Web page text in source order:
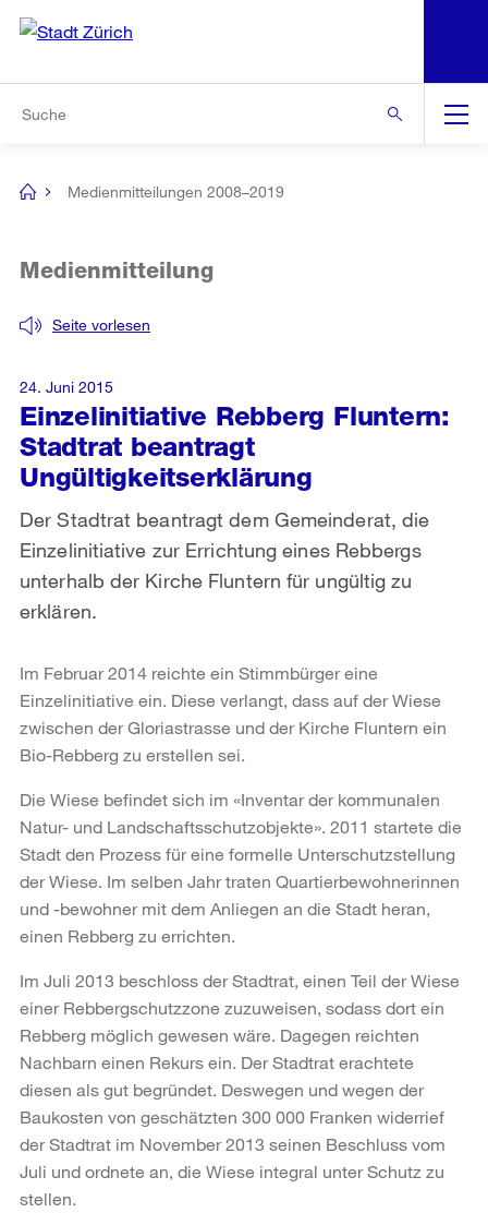
Navigation
[no
Medienmitteilungen 2008–2019
Einzelinitiative Rebberg Fluntern:
Stadtrat beantragt
Ungültigkeitserklärung
Seite vorlesen
Medienmitteilung
Der Stadtrat beantragt dem Gemeinderat, die
Einzelinitiative zur Errichtung eines Rebbergs
unterhalb der Kirche Fluntern für ungültig zu
erklären.
24. Juni 2015
Im Februar 2014 reichte ein Stimmbürger eine
Einzelinitiative ein. Diese verlangt, dass auf der Wiese
zwischen der Gloriastrasse und der Kirche Fluntern ein
Bio-Rebberg zu erstellen sei.
Die Wiese befindet sich im «Inventar der kommunalen
Natur- und Landschaftsschutzobjekte». 2011 startete die
Stadt den Prozess für eine formelle Unterschutzstellung
der Wiese. Im selben Jahr traten Quartierbewohnerinnen
und -bewohner mit dem Anliegen an die Stadt heran,
einen Rebberg zu errichten.
Im Juli 2013 beschloss der Stadtrat, einen Teil der Wiese
einer Rebbergschutzzone zuzuweisen, sodass dort ein
Rebberg möglich gewesen wäre. Dagegen reichten
Nachbarn einen Rekurs ein. Der Stadtrat erachtete
diesen als gut begründet. Deswegen und wegen der
Baukosten von geschätzten 300 000 Franken widerrief
der Stadtrat im November 2013 seinen Beschluss vom
Juli und ordnete an, die Wiese integral unter Schutz zu
stellen.